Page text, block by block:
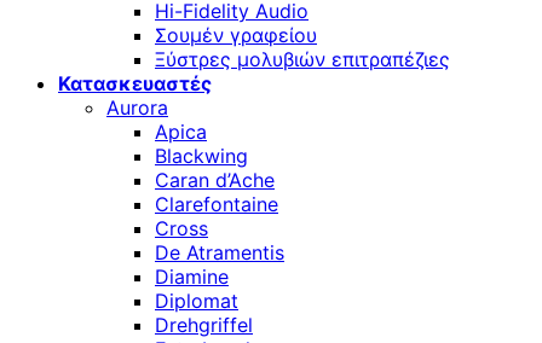
Hi-Fidelity Audio
Σουμέν γραφείου
Ξύστρες μολυβιών επιτραπέζιες
Κατασκευαστές
Aurora
Apica
Blackwing
Caran d’Ache
Clarefontaine
Cross
De Atramentis
Diamine
Diplomat
Drehgriffel